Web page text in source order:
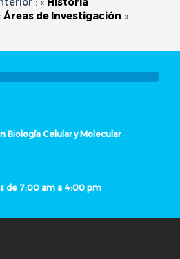
Áreas de Investigación »
Biología Celular y Molecular
de 7:00 am a 4:00 pm